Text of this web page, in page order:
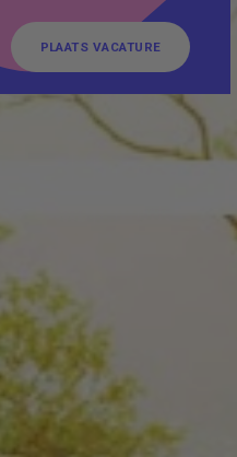
Inschrijven Contact
PLAATS VACATURE
PLAATS VACATURE